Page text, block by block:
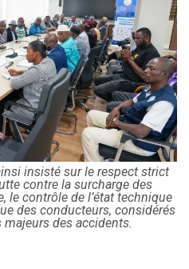
insisté sur le respect strict
contre la surcharge des
le contrôle de l’état technique
des conducteurs, considérés
des accidents.